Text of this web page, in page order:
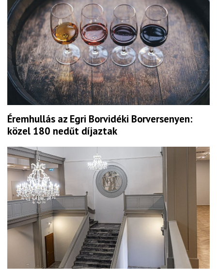
Éremhullás az Egri Borvidéki Borversenyen:
közel 180 nedűt díjaztak